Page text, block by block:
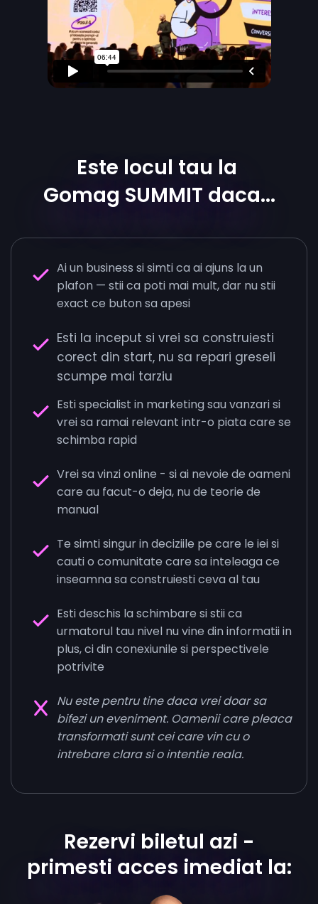
Este locul tau la
Gomag SUMMIT daca...
Ai un business si simti ca ai ajuns la un
plafon — stii ca poti mai mult, dar nu stii
exact ce buton sa apesi
Esti la inceput si vrei sa construiesti
corect din start, nu sa repari greseli
scumpe mai tarziu
Esti specialist in marketing sau vanzari si
vrei sa ramai relevant intr-o piata care se
schimba rapid
Vrei sa vinzi online - si ai nevoie de oameni
care au facut-o deja, nu de teorie de
manual
Te simti singur in deciziile pe care le iei si
cauti o comunitate care sa inteleaga ce
inseamna sa construiesti ceva al tau
Esti deschis la schimbare si stii ca
urmatorul tau nivel nu vine din informatii in
plus, ci din conexiunile si perspectivele
potrivite
Nu este pentru tine daca vrei doar sa
bifezi un eveniment. Oamenii care pleaca
transformati sunt cei care vin cu o
intrebare clara si o intentie reala.
Rezervi biletul azi -
primesti acces imediat la: